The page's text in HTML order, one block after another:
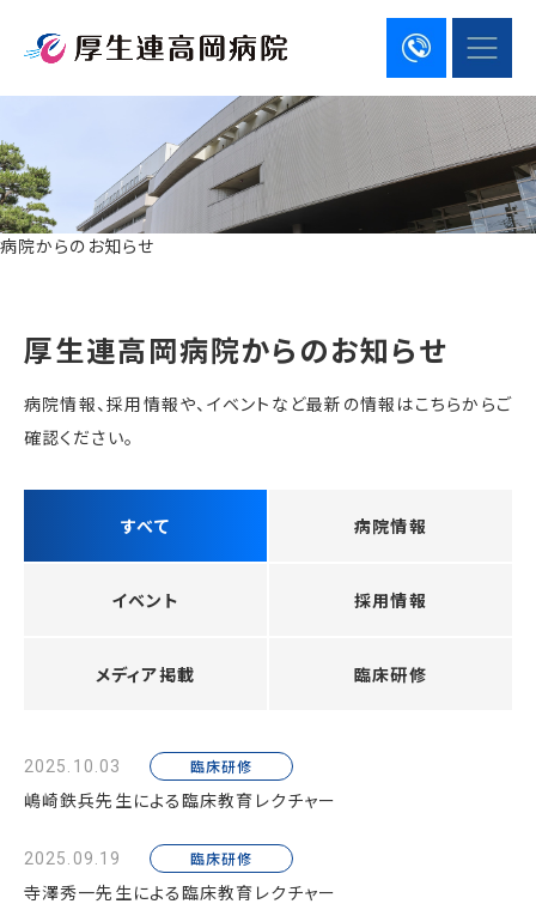
病院からのお知らせ
厚生連高岡病院からのお知らせ
病院情報、採用情報や、イベントなど最新の情報はこちらからご
確認ください。
すべて 病院情報
イベント 採用情報
メディア掲載 臨床研修
2025.10.03 臨床研修
嶋崎鉄兵先生による臨床教育レクチャー
2025.09.19 臨床研修
寺澤秀一先生による臨床教育レクチャー